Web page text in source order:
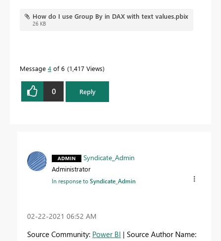
How do I use Group By in DAX with text values.pbix
26 KB
Message 4 of 6 1,417 Views
0 Reply
Syndicate_Admin
Administrator
In response toSyndicate_Admin
‎02-22-2021 06:52 AM
Source Community: Power BI | Source Author Name: